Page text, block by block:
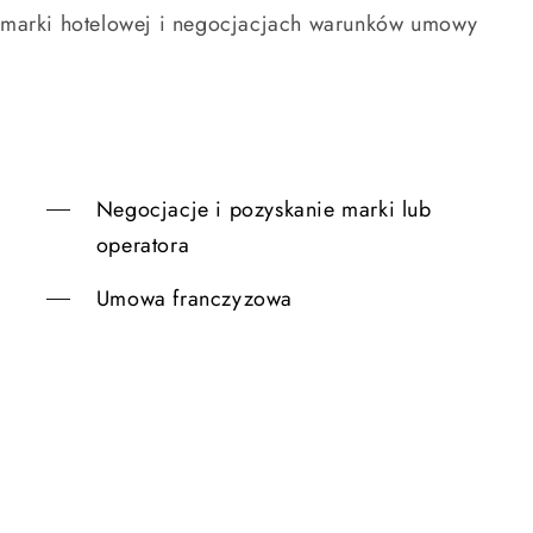
hotelowej i negocjacjach warunków umowy
Negocjacje i pozyskanie marki lub
operatora
Umowa franczyzowa